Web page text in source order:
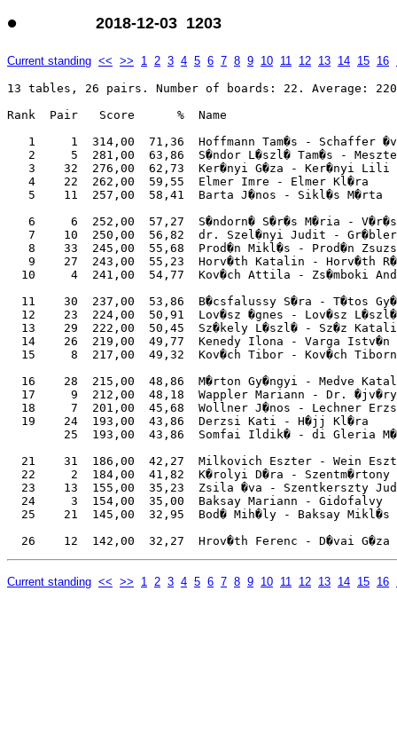
• 2018-12-03 1203
Current standing << >> 1 2 3 4 5 6 7 8 9 10 11 12 13 14 15 16
13 tables, 26 pairs. Number of boards: 22. Average:
Rank  Pair   Score      %
1     1  314,00  71,36  Hoffmann Tam�s -
2     5  281,00  63,86  S�ndor L�szl� Tam�s -
3    32  276,00  62,73  Ker�nyi G�za -
4    22  262,00  59,55  Elmer Imre -
5    11  257,00  58,41  Barta J�nos -
6     6  252,00  57,27  S�ndorn� S�r�s M�ria -
7    10  250,00  56,82  dr. Szel�nyi Judit -
8    33  245,00  55,68  Prod�n Mikl�s -
9    27  243,00  55,23  Horv�th Katalin -
10     4  241,00  54,77  Kov�ch Attila -
11    30  237,00  53,86  B�csfalussy S�ra -
12    23  224,00  50,91  Lov�sz �gnes -
13    29  222,00  50,45  Sz�kely L�szl� -
14    26  219,00  49,77  Kenedy Ilona -
15     8  217,00  49,32  Kov�ch Tibor -
16    28  215,00  48,86  M�rton Gy�ngyi -
17     9  212,00  48,18  Wappler Mariann - Dr.
18     7  201,00  45,68  Wollner J�nos -
19    24  193,00  43,86  Derzsi Kati -
25  193,00  43,86  Somfai Ildik� - di
21    31  186,00  42,27  Milkovich Eszter -
22     2  184,00  41,82  K�rolyi D�ra -
23    13  155,00  35,23  Zsila �va -
24     3  154,00  35,00  Baksay Mariann -
25    21  145,00  32,95  Bod� Mih�ly -
Current standing << >> 1 2 3 4 5 6 7 8 9 10 11 12 13 14 15 16